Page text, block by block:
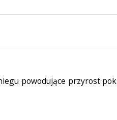
powodujące przyrost